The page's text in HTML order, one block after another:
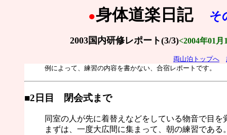
●身体道楽日記 そ
2003国内研修レポート(3/3)<2004年01月
両山泊トップへ
例によって、練習の内容を書かない、合宿レポートです。
■2日目 閉会式まで
同室の人が先に着替えなどをしている物音で目を
まずは、一度大広間に集まって、朝の練習である